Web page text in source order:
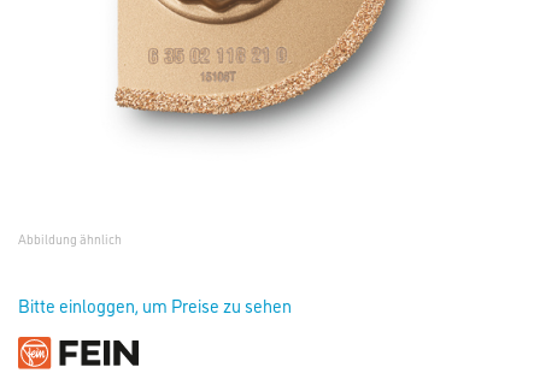
Abbildung ähnlich
Bitte einloggen, um Preise zu sehen